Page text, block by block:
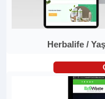
Herbalife /